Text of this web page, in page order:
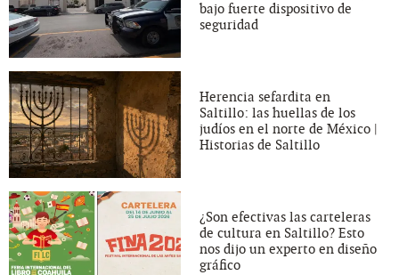
bajo fuerte dispositivo de
seguridad
Herencia sefardita en
Saltillo: las huellas de los
judíos en el norte de México |
Historias de Saltillo
¿Son efectivas las carteleras
de cultura en Saltillo? Esto
nos dijo un experto en diseño
gráfico